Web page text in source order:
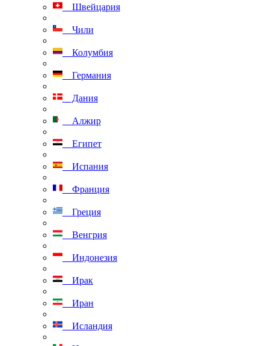
Швейцария
Чили
Колумбия
Германия
Дания
Алжир
Египет
Испания
Франция
Греция
Венгрия
Индонезия
Ирак
Иран
Исландия